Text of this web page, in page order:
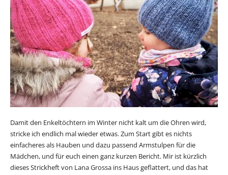
Damit den Enkeltöchtern im Winter nicht kalt um die Ohren wird,
stricke ich endlich mal wieder etwas. Zum Start gibt es nichts
einfacheres als Hauben und dazu passend Armstulpen für die
Mädchen, und für euch einen ganz kurzen Bericht. Mir ist kürzlich
dieses Strickheft von Lana Grossa ins Haus geflattert, und das hat